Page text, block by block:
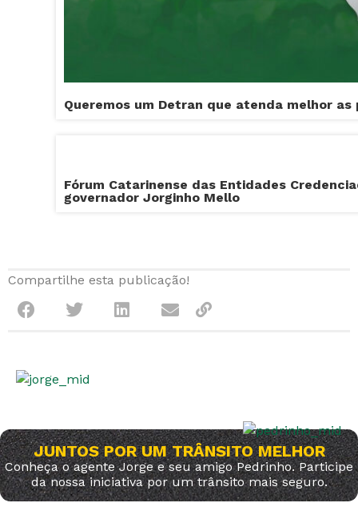
Queremos um Detran que atenda melhor as
Fórum Catarinense das Entidades
governador Jorginho Mello
Compartilhe esta publicação!
JUNTOS POR UM TRÂNSITO MELHOR
Conheça o agente Jorge e seu amigo Pedrinho. Participe
da nossa iniciativa por um trânsito mais seguro.